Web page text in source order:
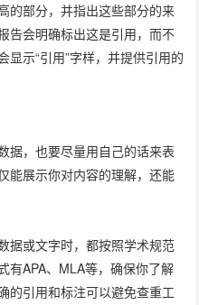
的部分，并指出这些部分的来
告会明确标出这是引用，而不
示“引用”字样，并提供引用的
据，也要尽量用自己的话来表
能展示你对内容的理解，还能
据或文字时，都按照学术规范
有APA、MLA等，确保你了解
的引用和标注可以避免查重工